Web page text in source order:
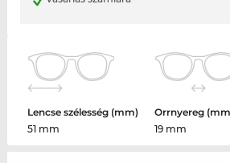
Lencse szélesség (mm)
51 mm
Orrnyereg
19 mm